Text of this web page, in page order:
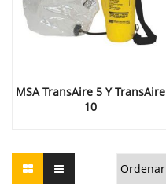
MSA TransAire 5 Y TransAire
10